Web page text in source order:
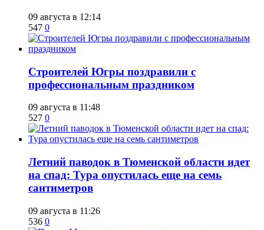
09 августа в 12:14
547 0
​Строителей Югры поздравили с
профессиональным праздником
09 августа в 11:48
527 0
​Летний паводок в Тюменской области идет
на спад: Тура опустилась еще на семь
сантиметров
09 августа в 11:26
536 0